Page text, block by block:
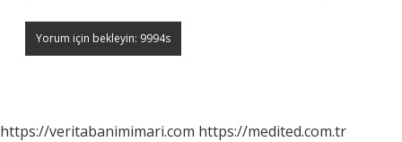
https://veritabanimimari.com https://medited.com.tr